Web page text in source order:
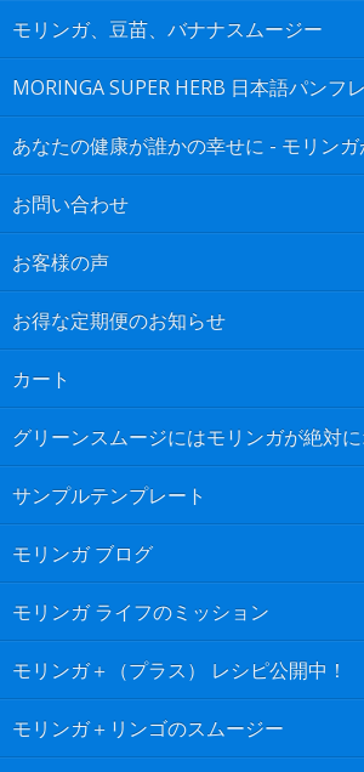
モリンガ、豆苗、バナナスムージー
MORINGA SUPER HERB 日本語パンフ
お問い合わせ
お客様の声
お得な定期便のお知らせ
カート
グリーンスムージにはモリンガが絶対
サンプルテンプレート
モリンガ ブログ
モリンガ ライフのミッション
モリンガ＋（プラス） レシピ公開中！
モリンガ＋リンゴのスムージー